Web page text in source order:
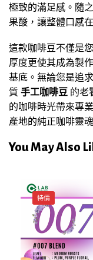
極致的滿足感。隨
果酸，讓整體口感
這款咖啡豆不僅是
厚度更使其成為製作
基底。無論您是追
質手工咖啡豆 的老
的咖啡時光帶來專
產地的純正咖啡靈
You May Also
特價